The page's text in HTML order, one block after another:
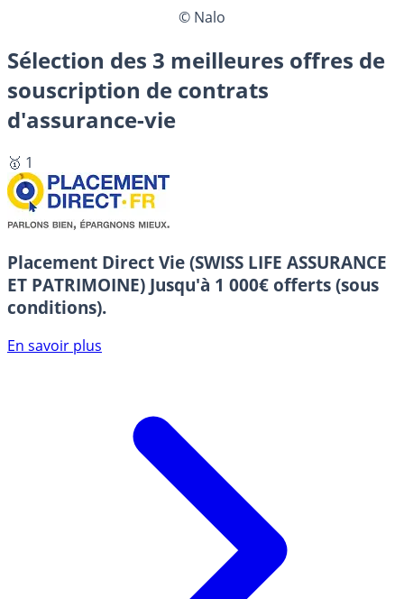
© Nalo
Sélection des 3 meilleures offres de
souscription de contrats
d'assurance-vie
🥇 1
Placement Direct Vie (SWISS LIFE ASSURANCE
ET PATRIMOINE) Jusqu'à 1 000€ offerts (sous
conditions).
En savoir plus